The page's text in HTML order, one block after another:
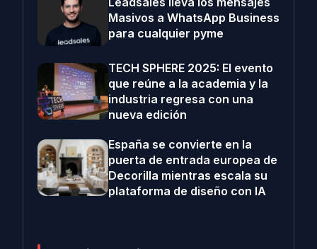
Masivos a WhatsApp Business
para cualquier pyme
TECH SPHERE 2025: El evento
que reúne a la academia y la
industria regresa con una
nueva edición
España se convierte en la
puerta de entrada europea de
Decorilla mientras escala su
plataforma de diseño con IA